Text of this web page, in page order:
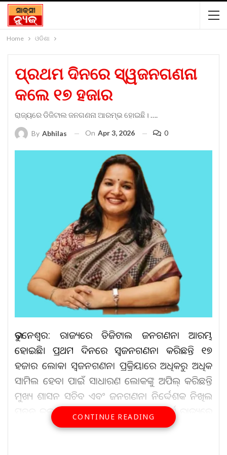
Home ଓଡିଶା
ପ୍ରଥମ ଦିନରେ ସ୍ୱଜନଗଣନା
କଲେ ୧୭ ହଜାର
ରାଜ୍ୟରେ ଡିଜିଟାଲ ଜନଗଣନା ଆରମ୍ଭ ହୋଇଛି। ….
By Abhilas On Apr 3, 2026 0
ଭୁବନେଶ୍ୱର: ରାଜ୍ୟରେ ଡିଜିଟାଲ ଜନଗଣନା ଆରମ୍ଭ
ହୋଇଛି। ପ୍ରଥମ ଦିନରେ ସ୍ୱଜନଗଣନା କରିଛନ୍ତି ୧୭
ହଜାର ଲୋକ। ସ୍ୱଜନଗଣନା ପ୍ରକ୍ରିୟାରେ ଅଧିକରୁ ଅଧିକ
ସାମିଲ ହେବା ପାଇଁ ସାଧାରଣ ଲୋକଙ୍କୁ ଅପିଲ୍‌ କରିଛନ୍ତି
ମୁଖ୍ୟ ଶାସନ ସଚିବ ଏବଂ ଜନଗଣନା ନିର୍ଦ୍ଦେଶକ ନିଖିଲ
ପବନ କଲ୍ୟାଣ। ମୁଖ୍ୟ ଶାସନ ସଚିବ ଅନୁ ଗର୍ଗ ରାଜ୍ୟରେ
ଚାଲିଥିବା ଜନଗଣନା ସଂପର୍କରେ ବୈଠକ ଡାକି
CONTINUE READING